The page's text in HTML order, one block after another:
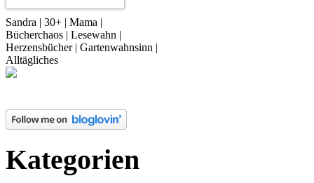
Sandra | 30+ | Mama |
Bücherchaos | Lesewahn |
Herzensbücher | Gartenwahnsinn |
Alltägliches
Kategorien